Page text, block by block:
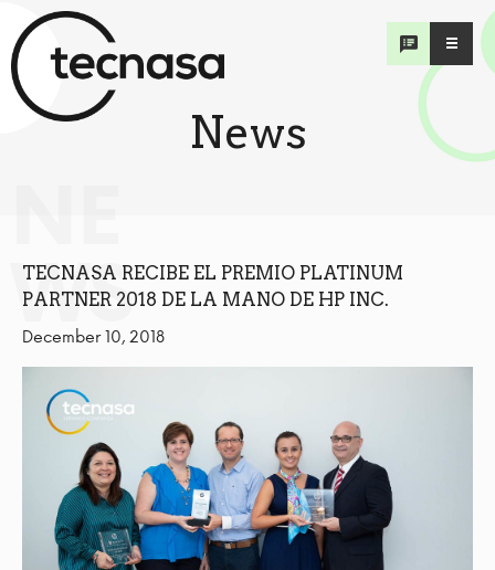
WS
News
TECNASA RECIBE EL PREMIO PLATINUM
PARTNER 2018 DE LA MANO DE HP INC.
December 10, 2018